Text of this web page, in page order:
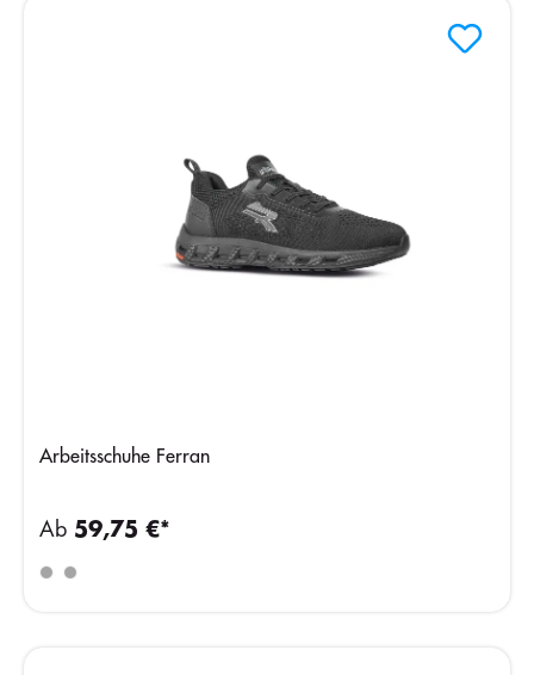
Arbeitsschuhe Ferran
Ab 59,75 €*